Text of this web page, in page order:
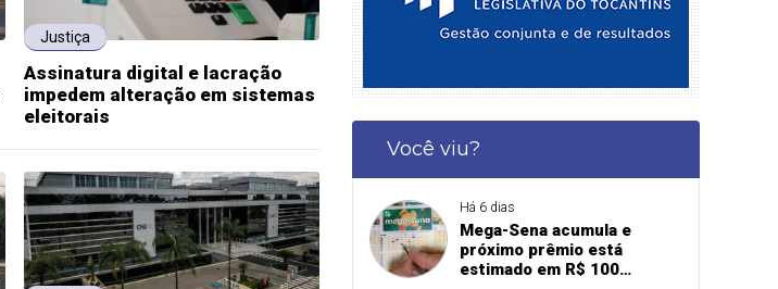
Justiça
Assinatura digital e lacração
impedem alteração em sistemas
eleitorais
Você viu?
Há 6 dias
Mega-Sena acumula e
próximo prêmio está
estimado em R$ 100